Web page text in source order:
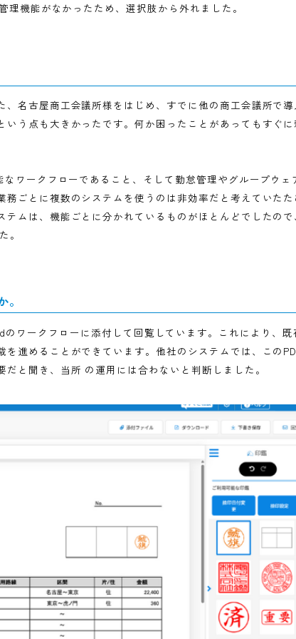
プロセスについて教えてください。
進する動きがあったことが大きなきっかけです。そ
なシステムの担当者からお話を伺い、当所 が抱える
探すことにしました。その際、既存の基幹システム
フロー、Shachihata Cloudともう1社の3社で比較検
勤怠管理機能がなかったため、選択肢から外れまし
また、名古屋商工会議所様をはじめ、すでに他の商
るという点も大きかったです。何か困ったことがあ
可能なワークフローであること、そして勤怠管理や
。業務ごとに複数のシステムを使うのは非効率だと
システムは、機能ごとに分かれているものがほとん
でした。
すか。
のワークフローに添付して回覧しています。こ
決裁を進めることができています。他社のシステム
必要だと聞き、当所 の運用には合わないと判断しま